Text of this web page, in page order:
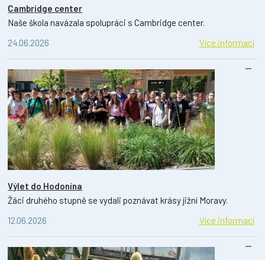
Cambridge center
Naše škola navázala spolupráci s Cambridge center.
24.06.2026
Více informací
Výlet do Hodonína
Žáci druhého stupně se vydali poznávat krásy jižní Moravy.
12.06.2026
Více informací